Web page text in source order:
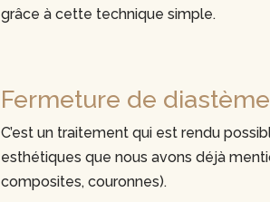
grâce à cette technique simple.
Fermeture de diastème
C’est un traitement qui est rendu
esthétiques que nous avons déjà
composites, couronnes).